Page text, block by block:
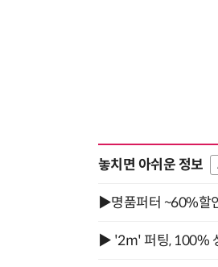
놓치면 아쉬운 정보
▶명품퍼터 ~60%할
▶ '2m' 퍼팅, 100%